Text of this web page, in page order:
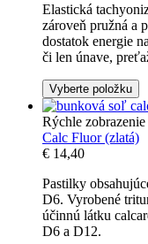
Elastická
zároveň pružná a
dostatok energie
či len únave,
Vyberte položku
Rýchle zobrazenie
Calc Fluor (zlatá)
€ 14,40
Pastilky
D6. Vyrobené
účinnú látku
D6 a D12.